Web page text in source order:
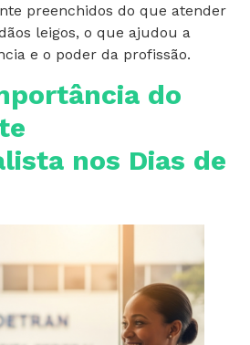
preenchidos do que atender
leigos, o que ajudou a
e o poder da profissão.
do
nos Dias de